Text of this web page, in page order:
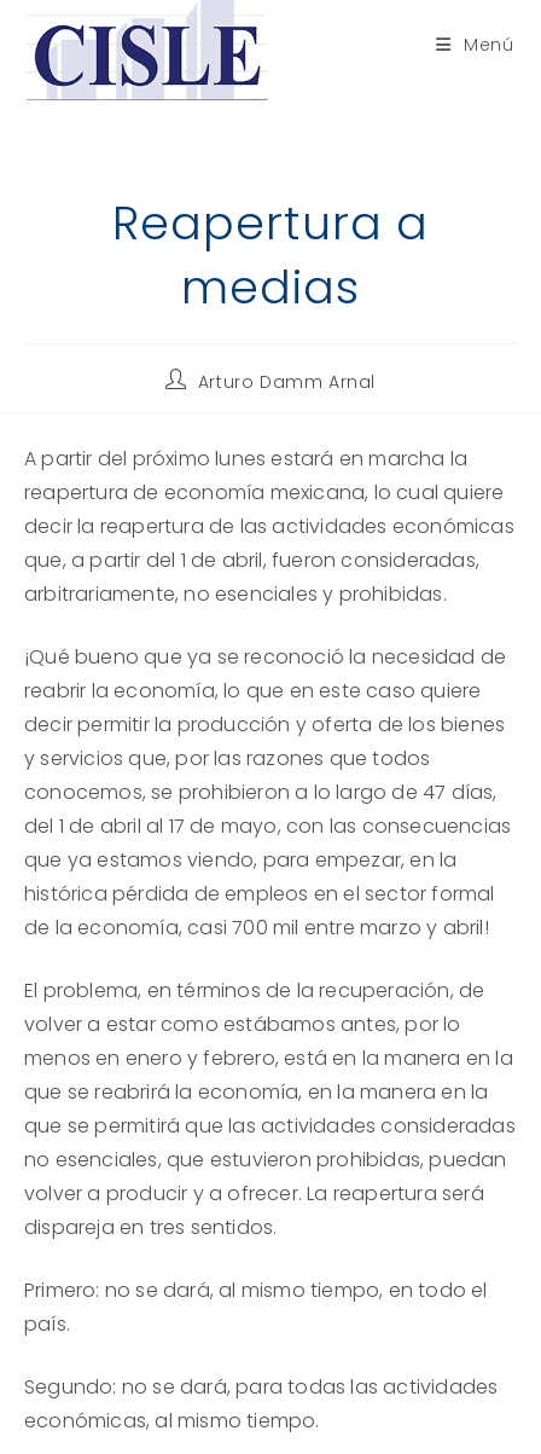
contenido
Menú
Reapertura a
medias
Autor
entrada:
Arturo Damm Arnal
A partir del próximo lunes estará en marcha la
reapertura de economía mexicana, lo cual quiere
decir la reapertura de las actividades económicas
que, a partir del 1 de abril, fueron consideradas,
arbitrariamente, no esenciales y prohibidas.
¡Qué bueno que ya se reconoció la necesidad de
reabrir la economía, lo que en este caso quiere
decir permitir la producción y oferta de los bienes
y servicios que, por las razones que todos
conocemos, se prohibieron a lo largo de 47 días,
del 1 de abril al 17 de mayo, con las consecuencias
que ya estamos viendo, para empezar, en la
histórica pérdida de empleos en el sector formal
de la economía, casi 700 mil entre marzo y abril!
El problema, en términos de la recuperación, de
volver a estar como estábamos antes, por lo
menos en enero y febrero, está en la manera en la
que se reabrirá la economía, en la manera en la
que se permitirá que las actividades consideradas
no esenciales, que estuvieron prohibidas, puedan
volver a producir y a ofrecer. La reapertura será
dispareja en tres sentidos.
Primero: no se dará, al mismo tiempo, en todo el
país.
Segundo: no se dará, para todas las actividades
económicas, al mismo tiempo.